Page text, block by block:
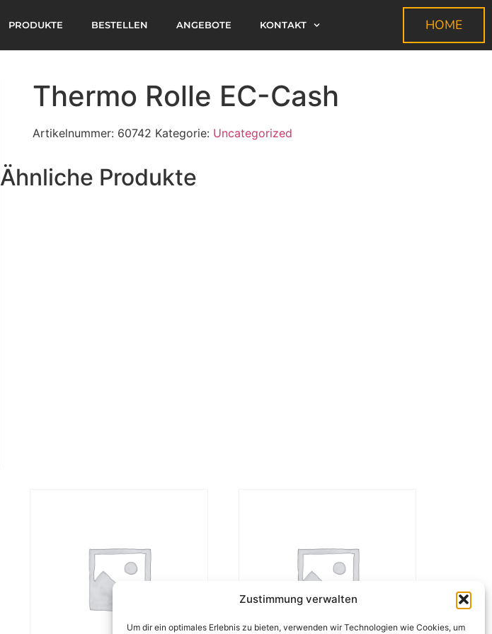
Zustimmung verwalten
Um dir ein optimales Erlebnis zu bieten, verwenden wir Technologien wie Cookies, um
PRODUKTE BESTELLEN ANGEBOTE KONTAKT HOME
Thermo Rolle EC-Cash
Artikelnummer: 60742 Kategorie: Uncategorized
Ähnliche Produkte